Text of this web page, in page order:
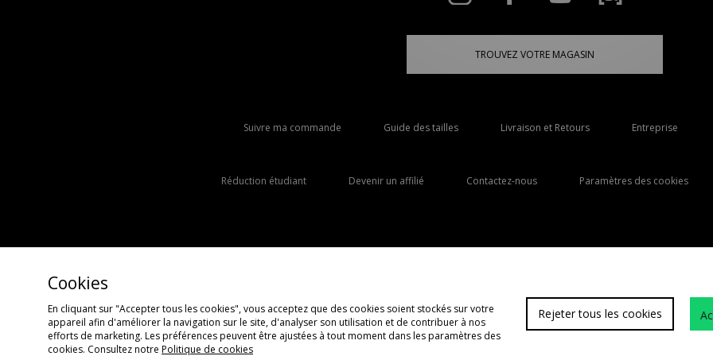
TROUVEZ VOTRE MAGASIN
Suivre ma commande Guide des tailles Livraison et Retours Entreprise
Réduction étudiant Devenir un affilié Contactez-nous Paramètres des cookies
FAQs
Copyright © 2026 JD Sports Fashion Plc, Tous droits réservés.
Cookies
En cliquant sur "Accepter tous les cookies", vous acceptez que des cookies soient stockés sur votre
appareil afin d'améliorer la navigation sur le site, d'analyser son utilisation et de contribuer à nos
efforts de marketing. Les préférences peuvent être ajustées à tout moment dans les paramètres des
cookies. Consultez notre Politique de cookies
Rejeter tous les cookies